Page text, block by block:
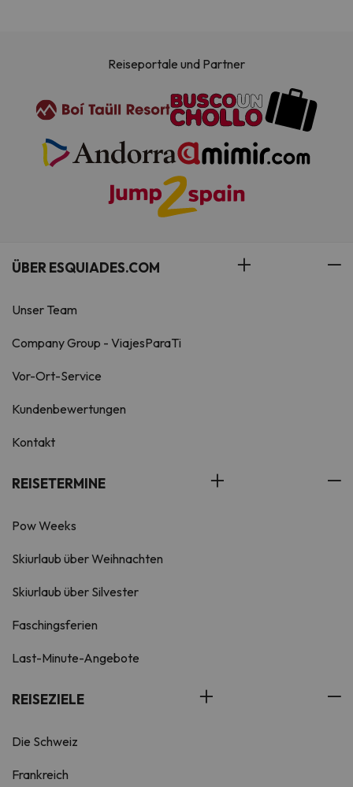
Reiseportale und Partner
ÜBER ESQUIADES.COM
Unser Team
Company Group - ViajesParaTi
Vor-Ort-Service
Kundenbewertungen
Kontakt
REISETERMINE
Pow Weeks
Skiurlaub über Weihnachten
Skiurlaub über Silvester
Faschingsferien
Last-Minute-Angebote
REISEZIELE
Die Schweiz
Frankreich